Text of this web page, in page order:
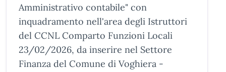
Amministrativo contabile" con
inquadramento nell'area degli Istruttori
del CCNL Comparto Funzioni Locali
23/02/2026, da inserire nel Settore
Finanza del Comune di Voghiera -